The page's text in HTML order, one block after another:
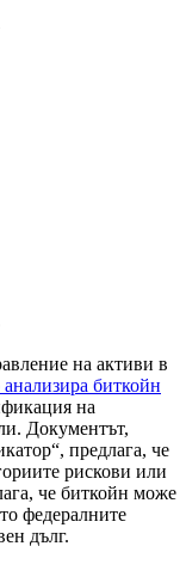
на активи в
анализира биткойн
на
Документът,
предлага, че
рискови или
че биткойн може
федералните
дълг.